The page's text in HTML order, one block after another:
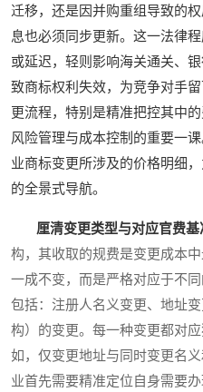
迁移，还是因并购重组导致的
息也必须同步更新。这一法律
或延迟，轻则影响海关通关、
致商标权利失效，为竞争对手
更流程，特别是精准把控其中
风险管理与成本控制的重要一
业商标变更所涉及的价格明细
的全景式导航。
厘清变更类型与对应官费基
构，其收取的规费是变更成本
一成不变，而是严格对应于不
包括：注册人名义变更、地址
构）的变更。每一种变更都对
如，仅变更地址与同时变更名
业首先需要精准定位自身需要